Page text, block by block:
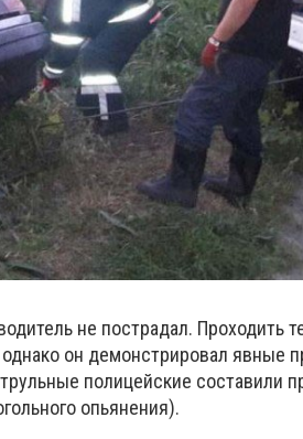
не пострадал. Проходить
он демонстрировал явные
полицейские составили
опьянения).